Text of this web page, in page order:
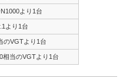
より1台
より1台
のVGTより1台
相当のVGTより1台